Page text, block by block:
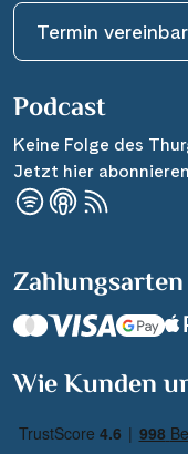
Termin
Podcast
Keine Folge des
Jetzt hier
Zahlungsarten
Wie Kunden
Suchen & Buchen